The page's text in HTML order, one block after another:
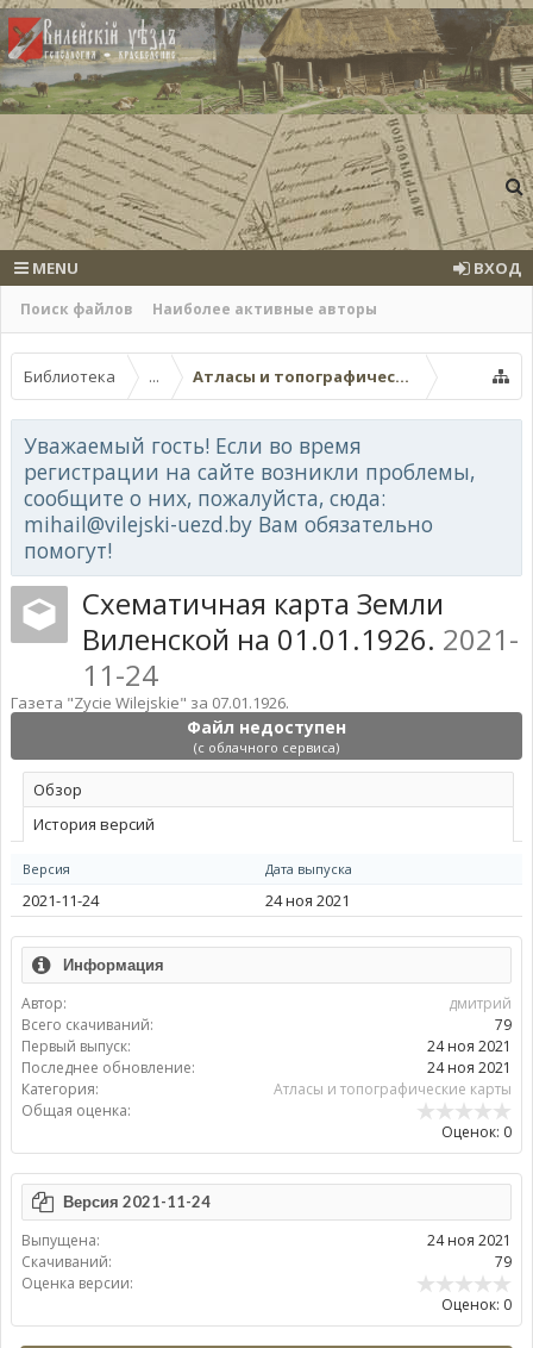
Поиск файлов Наиболее активные авторы
MENU ВХОД
Библиотека ... Атласы и топографические карты
Уважаемый гость! Если во время
регистрации на сайте возникли проблемы,
сообщите о них, пожалуйста, сюда:
mihail@vilejski-uezd.by Вам обязательно
помогут!
Файл недоступен
(с облачного сервиса)
Схематичная карта Земли
Виленской на 01.01.1926. 2021-
11-24
Газета "Zycie Wilejskie" за 07.01.1926.
Обзoр
История версий
Версия Дата выпуска
2021-11-24 24 ноя 2021
Информация
Автор:
дмитрий
Всего скачиваний:
79
Первый выпуск:
24 ноя 2021
Последнее обновление:
24 ноя 2021
Категория:
Атласы и топографические карты
Общая оценка:
Оценок: 0
Версия 2021-11-24
Выпущена:
24 ноя 2021
Скачиваний:
79
Оценка версии:
Оценок: 0